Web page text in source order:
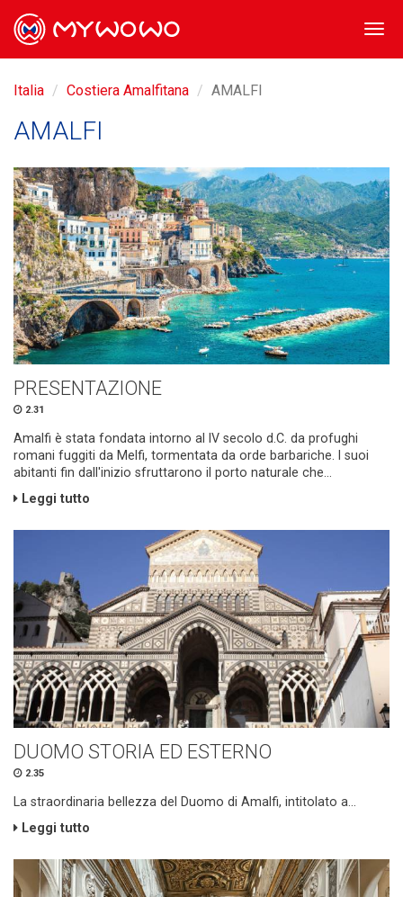
Italia Costiera Amalfitana AMALFI
AMALFI
PRESENTAZIONE
2.31
Amalfi è stata fondata intorno al IV secolo d.C. da profughi
romani fuggiti da Melfi, tormentata da orde barbariche. I suoi
abitanti fin dall'inizio sfruttarono il porto naturale che...
Leggi tutto
DUOMO STORIA ED ESTERNO
2.35
La straordinaria bellezza del Duomo di Amalfi, intitolato a...
Leggi tutto